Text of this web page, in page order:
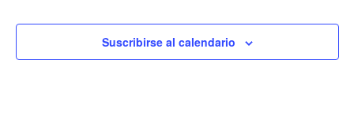
vistas
Eventos
Suscribirse al calendario